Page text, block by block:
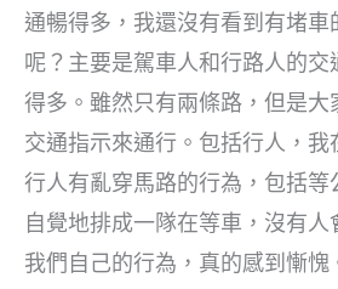
通暢得多，我還沒有看到有堵車
呢？主要是駕車人和行路人的交
得多。雖然只有兩條路，但是大
交通指示來通行。包括行人，我
行人有亂穿馬路的行為，包括等
自覺地排成一隊在等車，沒有
我們自己的行為，真的感到慚愧